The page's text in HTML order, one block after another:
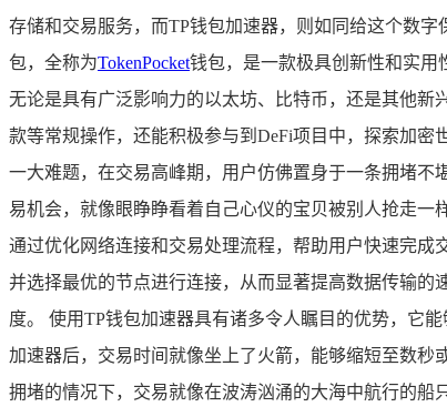
存储和交易服务，而TP钱包加速器，则如同给这个数
包，全称为TokenPocket钱包，是一款极具创新性和实用
无论是具有广泛影响力的以太坊、比特币，还是其他
款等常规操作，还能积极参与到DeFi项目中，探索加
一大难题，在交易高峰期，用户仿佛置身于一条拥堵
易机会，就像眼睁睁看着自己心仪的宝贝被别人抢走一
通过优化网络连接和交易处理流程，帮助用户快速完成
并选择最优的节点进行连接，从而显著提高数据传输
度。 使用TP钱包加速器具有诸多令人瞩目的优势，它
加速器后，交易时间就像坐上了火箭，能够缩短至数
拥堵的情况下，交易就像在波涛汹涌的大海中航行的